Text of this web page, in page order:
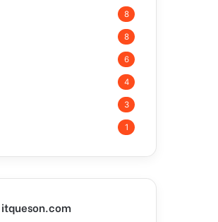
8
8
6
4
3
1
itqueson.com